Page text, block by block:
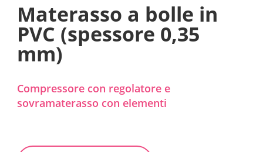
Materasso a bolle in
PVC (spessore 0,35
mm)
Compressore con regolatore e
sovramaterasso con elementi